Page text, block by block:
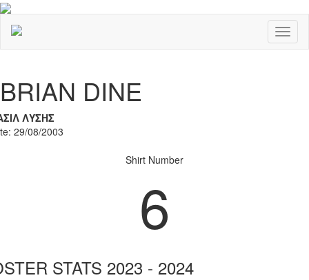
BRIAN DINE
ΛΥΣΗΣ
29/08/2003
Shirt Number
6
STATS 2023 - 2024